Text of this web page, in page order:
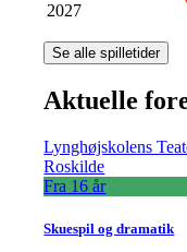
2027
Se alle spilletider
Aktuelle
Lynghøjskolens
Roskilde
Fra 16 år
Skuespil og dramatik